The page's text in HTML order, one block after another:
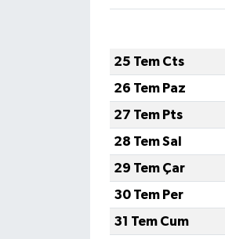
25 Tem Cts
26 Tem Paz
27 Tem Pts
28 Tem Sal
29 Tem Çar
30 Tem Per
31 Tem Cum
Tarihi Yapılarımız